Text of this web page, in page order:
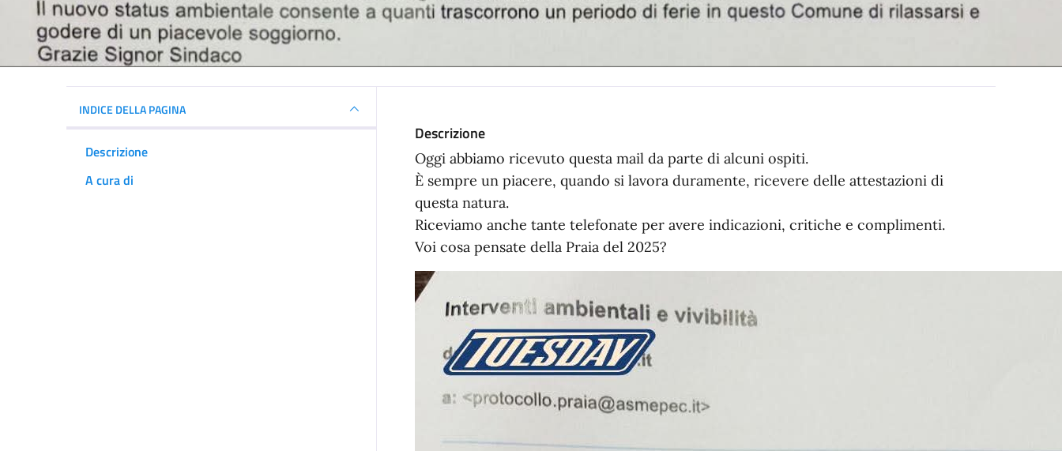
INDICE DELLA PAGINA
Descrizione
A cura di
Descrizione
Oggi abbiamo ricevuto questa mail da parte di alcuni ospiti.
È sempre un piacere, quando si lavora duramente, ricevere delle attestazioni di
questa natura.
Riceviamo anche tante telefonate per avere indicazioni, critiche e complimenti.
Voi cosa pensate della Praia del 2025?